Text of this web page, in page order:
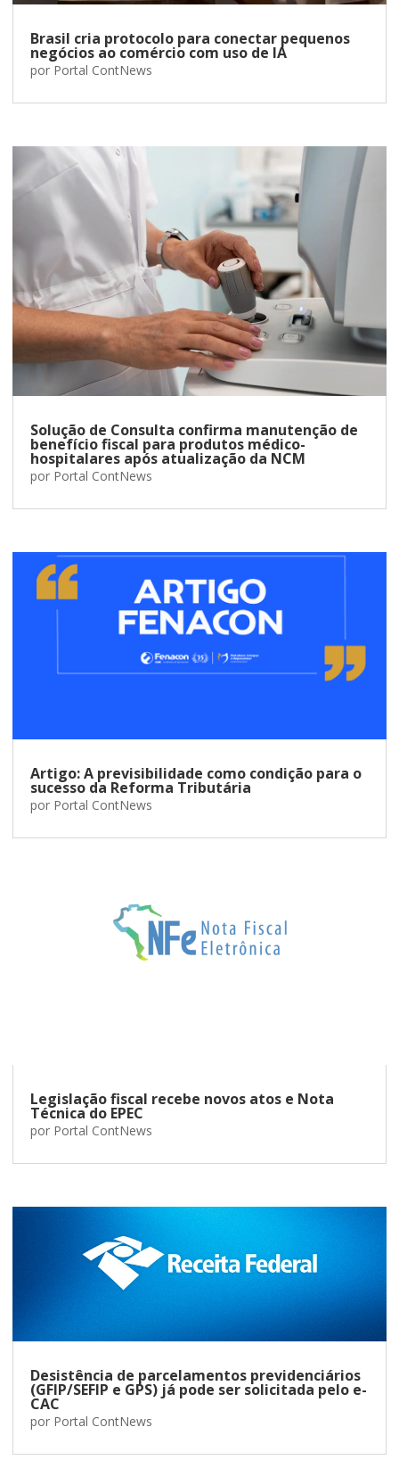
Brasil cria protocolo para conectar pequenos
negócios ao comércio com uso de IA
por Portal ContNews
Solução de Consulta confirma manutenção de
benefício fiscal para produtos médico-
hospitalares após atualização da NCM
por Portal ContNews
Artigo: A previsibilidade como condição para o
sucesso da Reforma Tributária
por Portal ContNews
Legislação fiscal recebe novos atos e Nota
Técnica do EPEC
por Portal ContNews
Desistência de parcelamentos previdenciários
(GFIP/SEFIP e GPS) já pode ser solicitada pelo e-
CAC
por Portal ContNews